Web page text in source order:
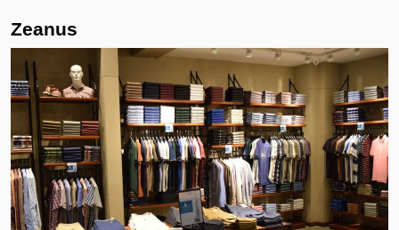
Zeanus